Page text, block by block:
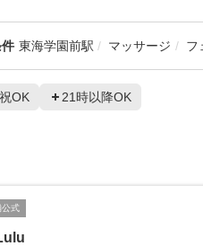
東海学園前駅 マッサージ フ
OK 21時以降OK
公式